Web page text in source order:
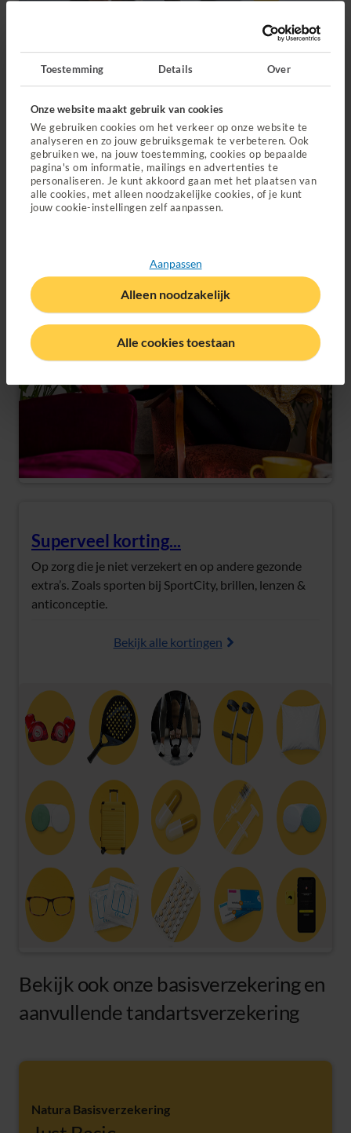
Toestemming Details Over
Onze website maakt gebruik van cookies
We gebruiken cookies om het verkeer op onze website te
analyseren en zo jouw gebruiksgemak te verbeteren. Ook
gebruiken we, na jouw toestemming, cookies op bepaalde
pagina's om informatie, mailings en advertenties te
personaliseren. Je kunt akkoord gaan met het plaatsen van
alle cookies, met alleen noodzakelijke cookies, of je kunt
jouw cookie-instellingen zelf aanpassen.
Alle cookies toestaan
Aanpassen
Alleen noodzakelijk
Regel je zorg met handige apps
(Opent in nieuw tabblad)
Met de dokter, fysio of coach appen wanneer het jou
uitkomt. Gewoon vanuit thuis.
Ontdek onze apps
Superveel korting...
(Opent in nieuw tabblad)
Op zorg die je niet verzekert en op andere gezonde
extra’s. Zoals sporten bij SportCity, brillen, lenzen &
anticonceptie.
Bekijk alle kortingen
Bekijk ook onze basisverzekering en
aanvullende tandartsverzekering
Natura Basisverzekering